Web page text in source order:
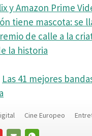
y Amazon Prime
tiene mascota: se
de calle a la
la historia
Las 41 mejores
Cine Europeo